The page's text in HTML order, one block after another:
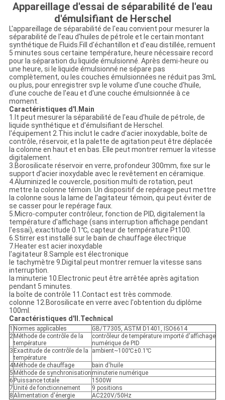
Appareillage d'essai de séparabilité de l'eau
d'émulsifiant de Herschel
L'appareillage de séparabilité de l'eau convient pour mesurer la
séparabilité de l'eau d'huiles de pétrole et le certain montant
synthétique de Fluids.Fill d'échantillon et d'eau distillée, remuent
5 minutes sous certaine température, heure nécessaire record
pour la séparation du liquide émulsionné. Après demi-heure ou
une heure, si le liquide émulsionné ne sépare pas
complètement, ou les couches émulsionnées ne réduit pas 3mL
ou plus, pour enregistrer svp le volume d'une couche d'huile,
d'une couche de l'eau et d'une couche émulsionnée à ce
moment.
Caractéristiques d'I.Main
1.It peut mesurer la séparabilité de l'eau d'huile de pétrole, de
liquide synthétique et d'émulsifiant de Herschel.
l'équipement 2.This inclut le cadre d'acier inoxydable, boîte de
contrôle, réservoir, et la palette de agitation peut être déplacée
la colonne en haut et en bas. Elle peut montrer remuer la vitesse
digitalement.
3.Borosilicate réservoir en verre, profondeur 300mm, fixe sur le
support d'acier inoxydable avec le revêtement en céramique.
4.Aluminized le couvercle, position multi de rotation, peut
mettre la colonne témoin. Un dispositif de repérage peut mettre
la colonne sous la lame de l'agitateur témoin, qui peut éviter de
se casser pour le repérage faux.
5.Micro-computer contrôleur, fonction de PID, digitalement la
température d'affichage (sans interruption affichage pendant
l'essai), exactitude 0.1℃, capteur de température Pt100.
6.Stirrer est installé sur le bain de chauffage électrique
7.Heater est acier inoxydable
l'agitateur 8.Sample est électronique
le tachymètre 9.Digital peut montrer remuer la vitesse sans
interruption.
la minuterie 10.Electronic peut être arrêtée après agitation
pendant 5 minutes.
la boîte de contrôle 11.Contact est très commode.
colonne 12.Borosilicate en verre avec l'obtention du diplôme
100ml.
Caractéristiques d'II.Technical
1 Normes applicables
GB/T7305, ASTM D1401, ISO6614
2 Méthode de contrôle de la
température
contrôleur de température importé d'affichage
numérique de PID
3 Exactitude de contrôle de la
température
ambient~100℃±0.1℃
4 Méthode de chauffage
bain d'huile
5 Méthode de synchronisation minuterie numérique
6 Puissance totale
1500W
7 Unité de fonctionnement
9 positions
8Alimentation d'énergie AC220V/50Hz